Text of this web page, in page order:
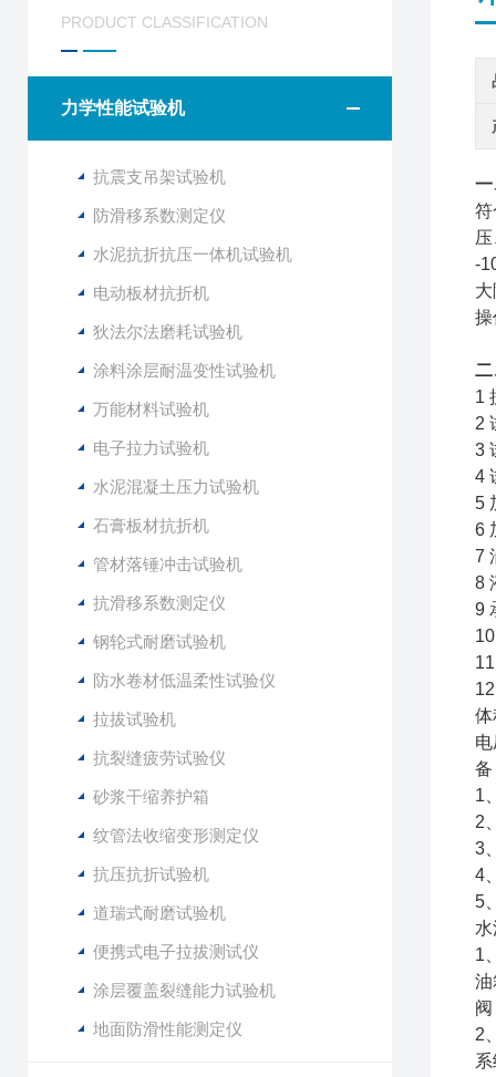
PRODUCT CLASSIFICATION
力学性能试验机
抗震支吊架试验机
防滑移系数测定仪
水泥抗折抗压一体机试验机
电动板材抗折机
狄法尔法磨耗试验机
涂料涂层耐温变性试验机
万能材料试验机
电子拉力试验机
水泥混凝土压力试验机
石膏板材抗折机
管材落锤冲击试验机
抗滑移系数测定仪
钢轮式耐磨试验机
防水卷材低温柔性试验仪
拉拔试验机
抗裂缝疲劳试验仪
砂浆干缩养护箱
纹管法收缩变形测定仪
抗压抗折试验机
道瑞式耐磨试验机
便携式电子拉拔测试仪
涂层覆盖裂缝能力试验机
地面防滑性能测定仪
一
符
-
操
二
1
2
3
4
5
6
7
8
9
体
1
2
3
4
5
1
油
2